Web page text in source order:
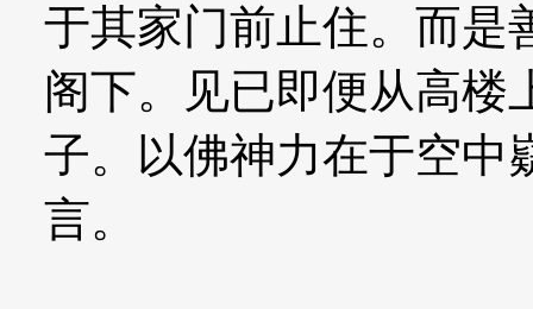
于其家门前止住。而是
阁下。见已即便从高楼
子。以佛神力在于空中
言。